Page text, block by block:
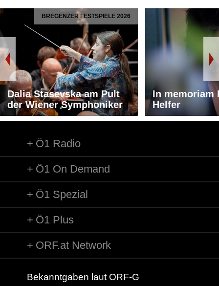
BREGENZER FESTSPIELE 2026
Dalia Stasevska am Pult
der Wiener Symphoniker
In memoriam
Helfer
Ö1 Radio
Ö1 On Demand
Ö1 Spezial
Ö1 Plus
ORF.at Network
Bekanntgaben laut ORF-G